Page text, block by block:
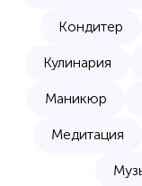
Кондитер
Кулинария
Маникюр
Медитация